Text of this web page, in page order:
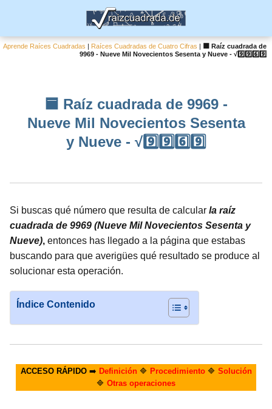
Aprende Raíces Cuadradas | Raíces Cuadradas de Cuatro Cifras |
🟦 Raíz cuadrada de
9969 - Nueve Mil Novecientos Sesenta y Nueve - √9️⃣9️⃣6️⃣9️⃣
🟦 Raíz cuadrada de 9969 -
Nueve Mil Novecientos Sesenta
y Nueve - √9️⃣9️⃣6️⃣9️⃣
Si buscas qué número que resulta de calcular la raíz
cuadrada de 9969 (Nueve Mil Novecientos Sesenta y
Nueve), entonces has llegado a la página que estabas
buscando para que averigües qué resultado se produce al
solucionar esta operación.
Índice Contenido
ACCESO RÁPIDO➡️ Definición🔷 Procedimiento🔷 Solución
🔷 Otras operaciones